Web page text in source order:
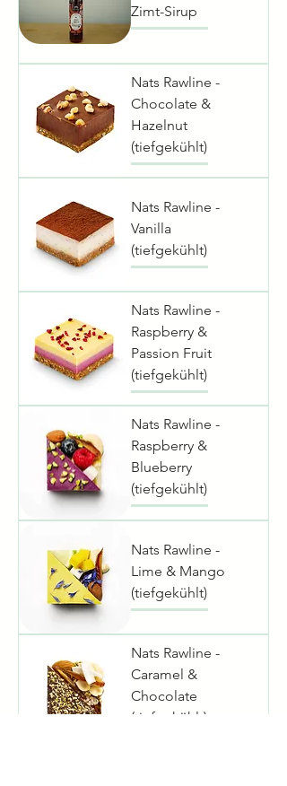
Zimt-Sirup
Nats Rawline -
Chocolate &
Hazelnut
(tiefgekühlt)
Nats Rawline -
Vanilla
(tiefgekühlt)
Nats Rawline -
Raspberry &
Passion Fruit
(tiefgekühlt)
Nats Rawline -
Raspberry &
Blueberry
(tiefgekühlt)
Nats Rawline -
Lime & Mango
(tiefgekühlt)
Nats Rawline -
Caramel &
Chocolate
(tiefgekühlt)